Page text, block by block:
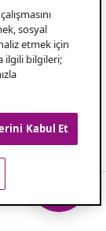
sosyal
etmek için
ilgili bilgileri;
Kabul Et